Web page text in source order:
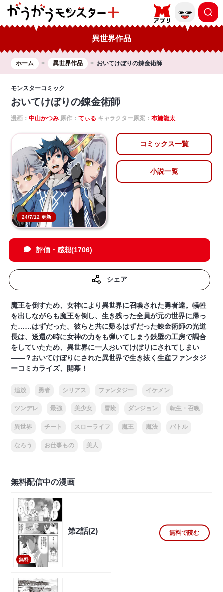
異世界作品
ホーム 異世界作品 おいてけぼりの錬金術師
モンスターコミック
おいてけぼりの錬金術師
漫画：中山かつみ 原作：てぃる キャラクター原案：布施龍太
24/7/12 更新
コミックス一覧
小説一覧
評価・感想(1706)
シェア
魔王を倒すため、女神により異世界に召喚された勇者達。犠牲
を出しながらも魔王を倒し、生き残った全員が元の世界に帰っ
た……はずだった。彼らと共に帰るはずだった錬金術師の光道
長は、送還の時に女神の力をも弾いてしまう鉄壁の工房で調合
をしていたため、異世界に一人おいてけぼりにされてしまい
――？おいてけぼりにされた異世界で生き抜く生産ファンタジ
ーコミカライズ、開幕！
追放 勇者 シリアス ファンタジー イケメン
ツンデレ 最強 美少女 冒険 ダンジョン 転生・召喚
異世界 チート スローライフ 魔王 魔法 バトル
なろう お仕事もの 美人
無料配信中の漫画
無料
第2話(2) 無料で読む